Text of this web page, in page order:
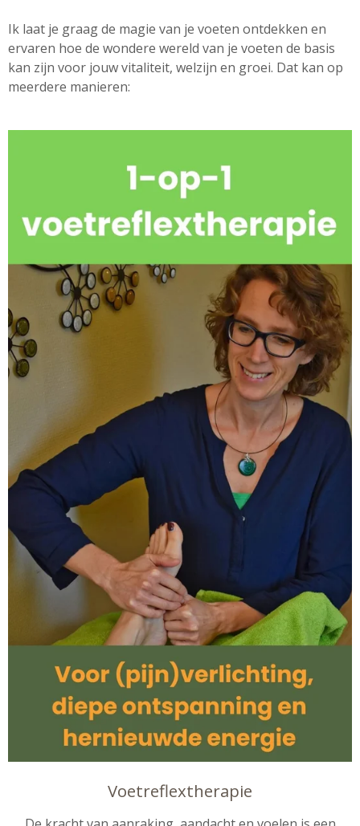
Ik laat je graag de magie van je voeten ontdekken en
ervaren hoe de wondere wereld van je voeten de basis
kan zijn voor jouw vitaliteit, welzijn en groei. Dat kan op
meerdere manieren:
Voetreflextherapie